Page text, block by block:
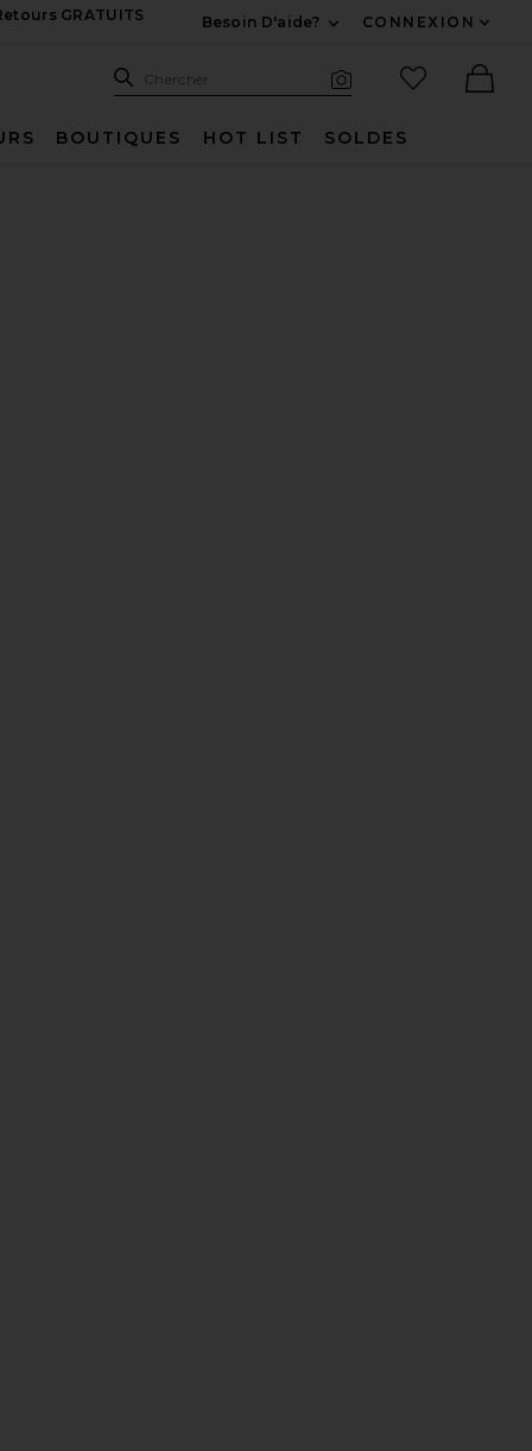
GRATUITS
Besoin D'aide?
CONNEXION
Recherche
Chercher
Articles
BOUTIQUES HOT LIST SOLDES